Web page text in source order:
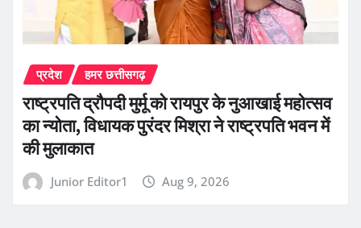
प्रदेश हमर छत्तीसगढ़
राष्ट्रपति द्रौपदी मुर्मू को रायपुर के नुआखाई महोत्सव
का न्योता, विधायक पुरंदर मिश्रा ने राष्ट्रपति भवन में
की मुलाकात
Junior Editor1 Aug 9, 2026